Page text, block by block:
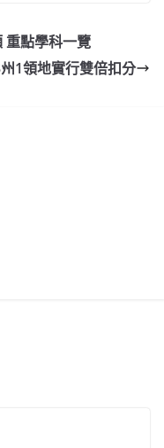
重點學科一覽
1領地實行雙倍扣分